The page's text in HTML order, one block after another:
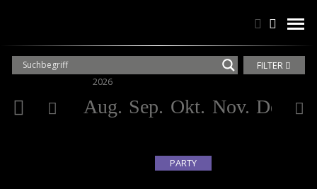
Suchen
Suchen
2026
Aug. Sep. Okt. Nov. Dez.
FILTER
PARTY